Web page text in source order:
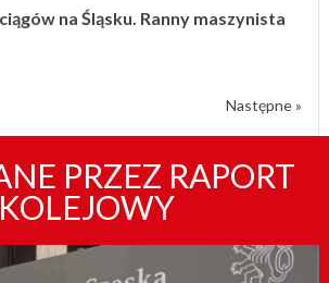
na Śląsku. Ranny maszynista
Następne »
PRZEZ RAPORT
KOLEJOWY